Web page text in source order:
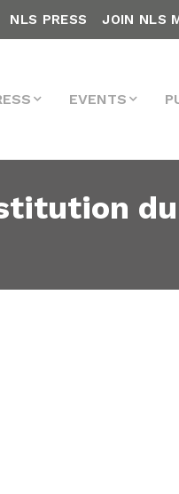
NLS PRESS JOIN NLS
EVENTS